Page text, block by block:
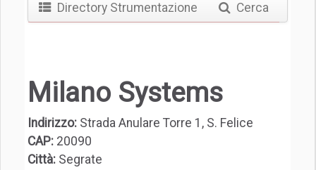
Directory Strumentazione Cerca
Milano Systems
Indirizzo: Strada Anulare Torre 1, S. Felice
CAP: 20090
Città: Segrate